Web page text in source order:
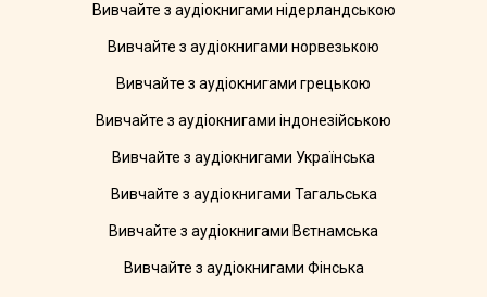
Вивчайте з аудіокнигами нідерландською
Вивчайте з аудіокнигами норвезькою
Вивчайте з аудіокнигами грецькою
Вивчайте з аудіокнигами індонезійською
Вивчайте з аудіокнигами Українська
Вивчайте з аудіокнигами Тагальська
Вивчайте з аудіокнигами Вєтнамська
Вивчайте з аудіокнигами Фінська